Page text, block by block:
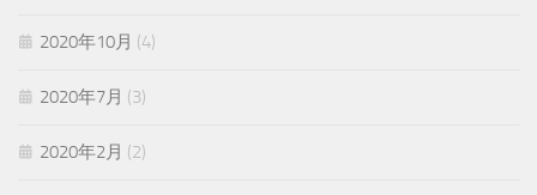
2020年10月 (4)
2020年7月 (3)
2020年2月 (2)